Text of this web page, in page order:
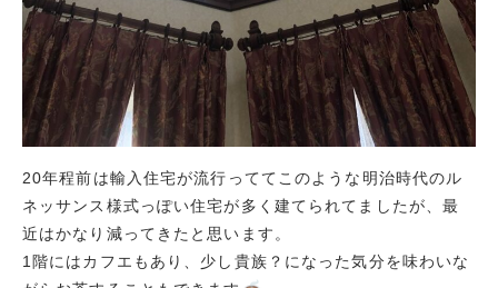
20年程前は輸入住宅が流行っててこのような明治時代のル
ネッサンス様式っぽい住宅が多く建てられてましたが、最
近はかなり減ってきたと思います。
1階にはカフエもあり、少し貴族？になった気分を味わいな